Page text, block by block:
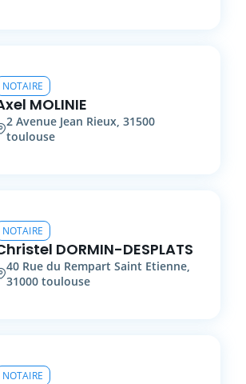
NOTAIRE
MOLINIE
2 Avenue Jean Rieux, 31500
toulouse
NOTAIRE
DORMIN-DESPLATS
40 Rue du Rempart Saint Etienne,
31000 toulouse
NOTAIRE